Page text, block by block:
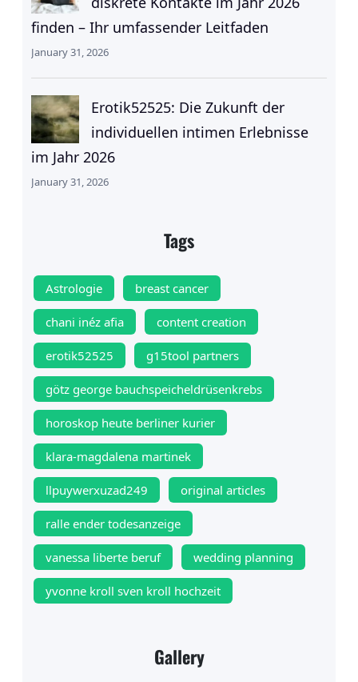
finden – Ihr umfassender Leitfaden
January 31, 2026
Erotik52525: Die Zukunft der
individuellen intimen Erlebnisse
im Jahr 2026
January 31, 2026
Tags
Astrologie breast cancer
chani inéz afia content creation
erotik52525 g15tool partners
götz george bauchspeicheldrüsenkrebs
horoskop heute berliner kurier
klara-magdalena martinek
llpuywerxuzad249 original articles
ralle ender todesanzeige
vanessa liberte beruf wedding planning
yvonne kroll sven kroll hochzeit
Gallery